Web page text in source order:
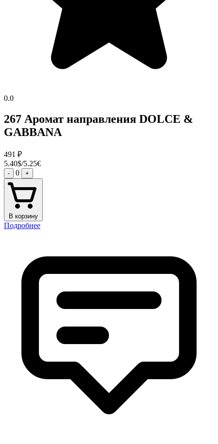
0.0
267 Аромат направления DOLCE &
GABBANA
491 ₽
5.40$/5.25€
- 0 +
В корзину
Подробнее